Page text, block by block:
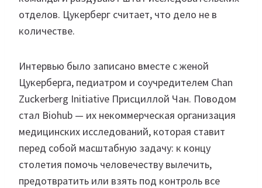
отделов. Цукерберг считает, что дело не в
количестве.
Интервью было записано вместе с женой
Цукерберга, педиатром и соучредителем Chan
Zuckerberg Initiative Присциллой Чан. Поводом
стал Biohub — их некоммерческая организация
медицинских исследований, которая ставит
перед собой масштабную задачу: к концу
столетия помочь человечеству вылечить,
предотвратить или взять под контроль все